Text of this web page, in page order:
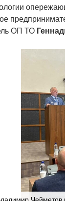
ОП ТО
Чейметов